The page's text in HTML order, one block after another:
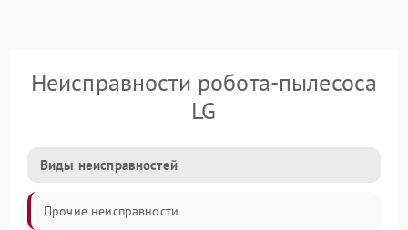
Неисправности робота-пылесоса
LG
Виды неисправностей
Прочие неисправности